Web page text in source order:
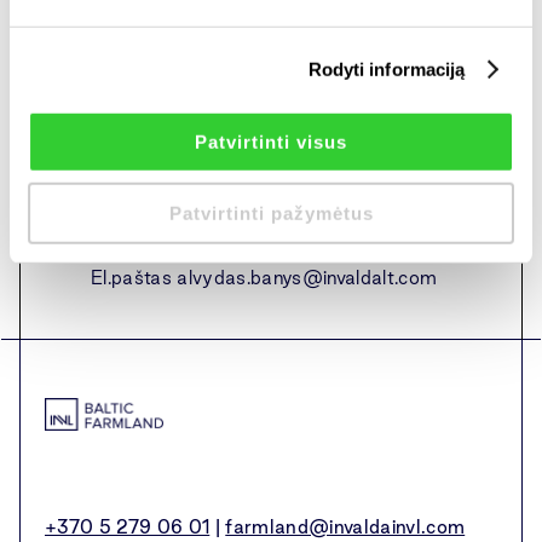
Rodyti informaciją
Patvirtinti visus
Patvirtinti pažymėtus
numatytas sėkmės mokestis, siekiantis 20 proc. nuo
grąžos, kuri viršija 5 proc. plius infliacija.
kompensuos UAB „INVL Farmland Management“.
Valdybos pirmininkas Alvydas Banys
El.paštas alvydas.banys@invaldalt.com
+370 5 279 06 01 |farmland@invaldainvl.com